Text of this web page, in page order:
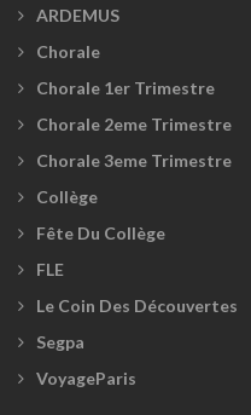
ARDEMUS
Chorale
Chorale 1er Trimestre
Chorale 2eme Trimestre
Chorale 3eme Trimestre
Collège
Fête Du Collège
FLE
Le Coin Des Découvertes
Segpa
VoyageParis